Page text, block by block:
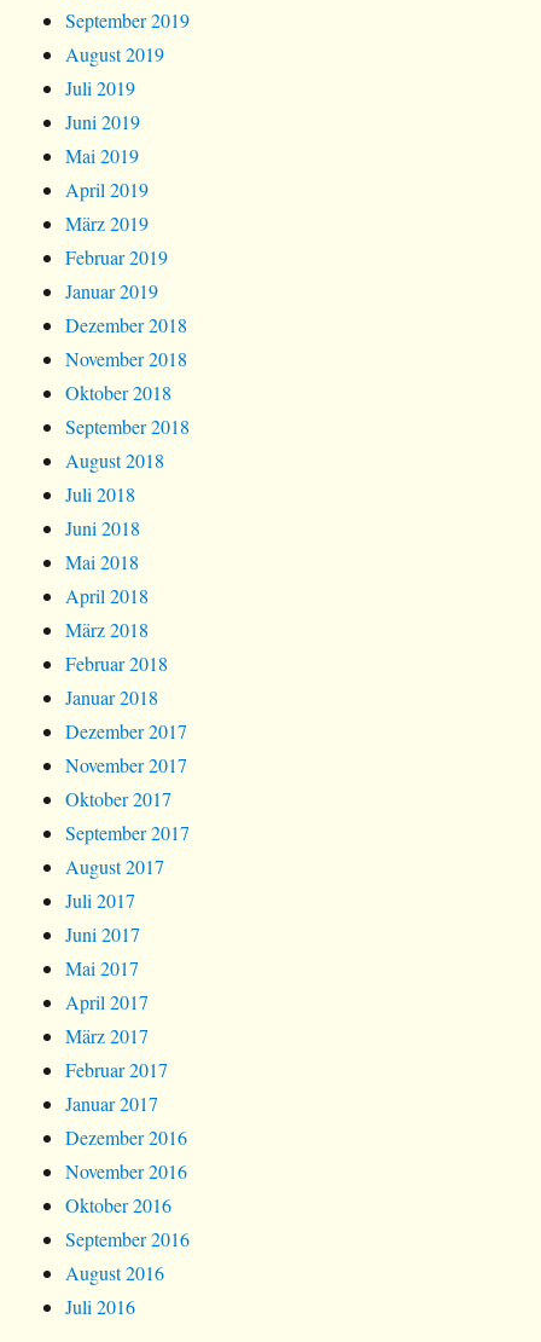
September 2019
August 2019
Juli 2019
Juni 2019
Mai 2019
April 2019
März 2019
Februar 2019
Januar 2019
Dezember 2018
November 2018
Oktober 2018
September 2018
August 2018
Juli 2018
Juni 2018
Mai 2018
April 2018
März 2018
Februar 2018
Januar 2018
Dezember 2017
November 2017
Oktober 2017
September 2017
August 2017
Juli 2017
Juni 2017
Mai 2017
April 2017
März 2017
Februar 2017
Januar 2017
Dezember 2016
November 2016
Oktober 2016
September 2016
August 2016
Juli 2016